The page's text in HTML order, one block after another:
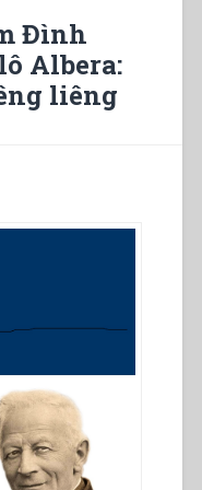
Đình
Albera:
liêng